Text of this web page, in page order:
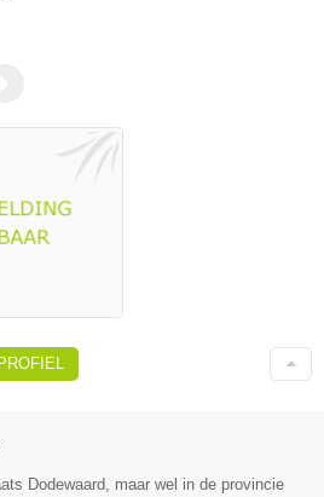
Dodewaard, maar wel in de provincie